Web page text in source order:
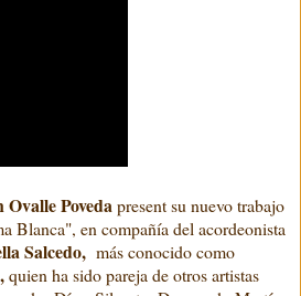
Ovalle Povedapresent su nuevo trabajo
Blanca", en compañía del acordeonista
Salcedo, más conocido como
quien ha sido pareja de otros artistas